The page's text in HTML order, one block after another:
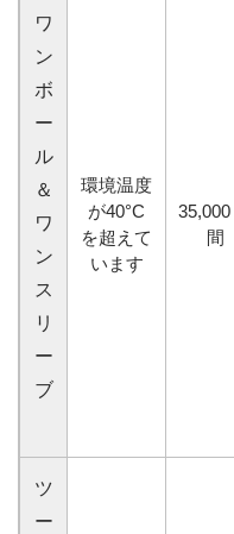
ワ
ン
ボ
ー
ル
＆
ワ
ン
ス
リ
ー
ブ
環境温度
が40°C
を超えて
います
35,000
間
ツ
ー